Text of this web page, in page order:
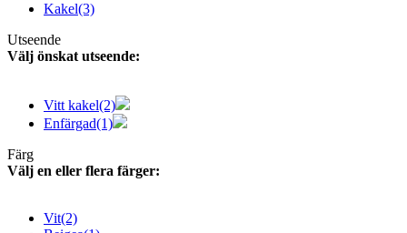
Kakel(3)
Utseende
Välj önskat utseende:
Vitt kakel(2)
Enfärgad(1)
Färg
Välj en eller flera färger:
Vit(2)